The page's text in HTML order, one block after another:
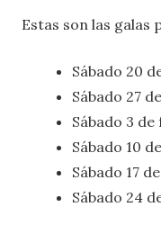
Estas son las galas
Sábado 20
Sábado 27
Sábado 3
Sábado 10
Sábado 17
Sábado 24